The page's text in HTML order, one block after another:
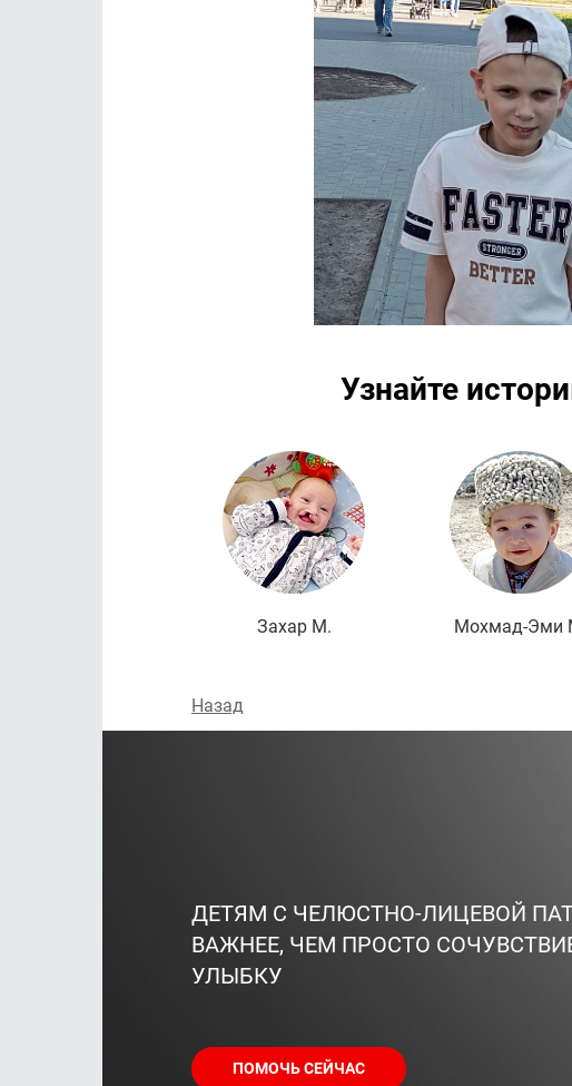
Узнайте
Захар М. Мохмад-Эми
Назад
ДЕТЯМ С ЧЕЛЮСТНО-ЛИЦЕВОЙ
ВАЖНЕЕ, ЧЕМ ПРОСТО
УЛЫБКУ
ПОМОЧЬ СЕЙЧАС